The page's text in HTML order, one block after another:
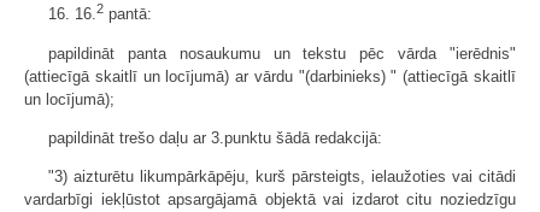
16. 16.2 pantā:
papildināt panta nosaukumu un tekstu pēc vārda "ierēdnis"
(attiecīgā skaitlī un locījumā) ar vārdu "(darbinieks) " (attiecīgā skaitlī
un locījumā);
papildināt trešo daļu ar 3.punktu šādā redakcijā:
"3) aizturētu likumpārkāpēju, kurš pārsteigts, ielaužoties vai citādi
vardarbīgi iekļūstot apsargājamā objektā vai izdarot citu noziedzīgu